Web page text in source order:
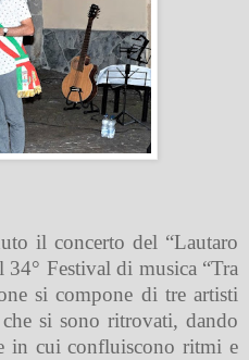
il concerto del “Lautaro
Festival di musica “Tra
si compone di tre artisti
si sono ritrovati, dando
in cui confluiscono ritmi e